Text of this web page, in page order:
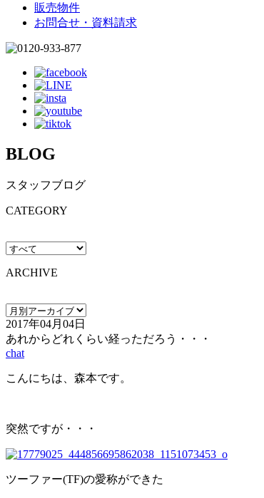
販売物件
お問合せ・資料請求
BLOG
スタッフブログ
CATEGORY
ARCHIVE
2017年04月04日
あれからどれくらい経っただろう・・・
chat
こんにちは、森本です。
突然ですが・・・
ツーファー(TF)の愛称ができた